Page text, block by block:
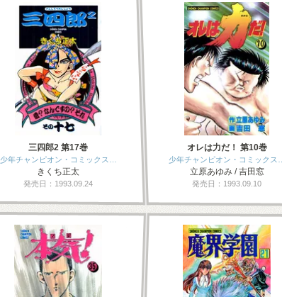
三四郎2 第17巻
少年チャンピオン・コミックス…
きくち正太
発売日：1993.09.24
オレは力だ！ 第10巻
少年チャンピオン・コミックス…
立原あゆみ / 吉田窓
発売日：1993.09.10